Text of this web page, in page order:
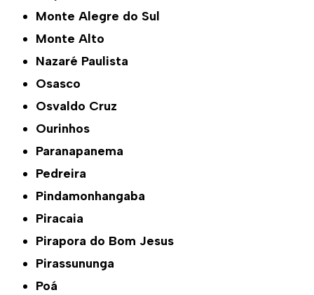
Monte Alegre do Sul
Monte Alto
Nazaré Paulista
Osasco
Osvaldo Cruz
Ourinhos
Paranapanema
Pedreira
Pindamonhangaba
Piracaia
Pirapora do Bom Jesus
Pirassununga
Poá